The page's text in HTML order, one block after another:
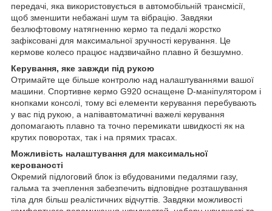
передачі, яка використовується в автомобільній трансмісії,
щоб зменшити небажані шум та вібрацію. Завдяки
безлюфтовому натягненню кермо та педалі жорстко
зафіксовані для максимальної зручності керування. Це
кермове колесо працює надзвичайно плавно й безшумно.
Керування, яке завжди під рукою
Отримайте ще більше контролю над налаштуваннями вашої
машини. Спортивне кермо G920 оснащене D-маніпулятором і
кнопками консолі, тому всі елементи керування перебувають
у вас під рукою, а напівавтоматичні важелі керування
допомагають плавно та точно перемикати швидкості як на
крутих поворотах, так і на прямих трасах.
Можливість налаштування для максимальної
керованості
Окремий підлоговий блок із вбудованими педалями газу,
гальма та зчеплення забезпечить відповідне розташування
тіла для більш реалістичних відчуттів. Завдяки можливості